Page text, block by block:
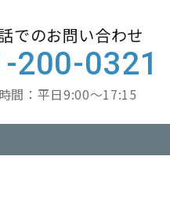
でのお問い合わせ
200-0321
間：平日9:00～17:15